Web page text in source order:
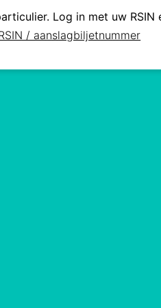
Log in met uw RSIN
/ aanslagbiljetnummer